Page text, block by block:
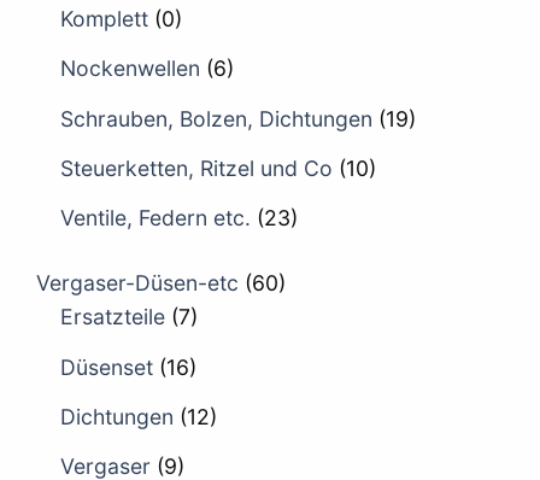
Komplett (0)
Nockenwellen (6)
Schrauben, Bolzen, Dichtungen (19)
Steuerketten, Ritzel und Co (10)
Ventile, Federn etc. (23)
Vergaser-Düsen-etc (60)
Ersatzteile (7)
Düsenset (16)
Dichtungen (12)
Vergaser (9)